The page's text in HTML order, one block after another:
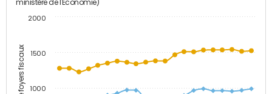
ministère de l'Economie)
1000
1500
2000